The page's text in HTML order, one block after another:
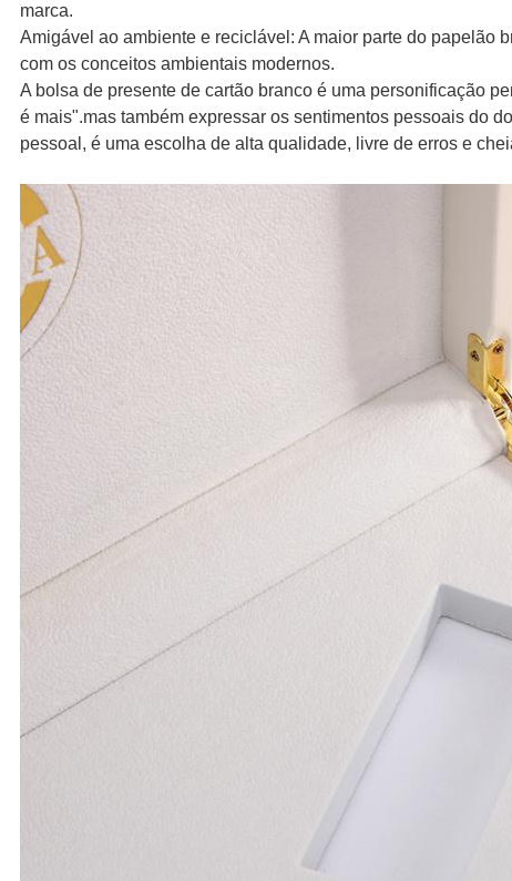
marca.
Amigável ao ambiente e reciclável: A maior parte do papelão
com os conceitos ambientais modernos.
A bolsa de presente de cartão branco é uma personificação
é mais".mas também expressar os sentimentos pessoais do
pessoal, é uma escolha de alta qualidade, livre de erros e